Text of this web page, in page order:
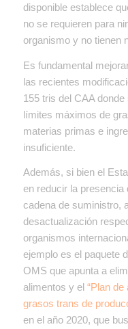
disponible establece
no se requieren para
organismo y no tienen
Es fundamental
las recientes
155 tris del CAA
límites máximos de
materias primas e
insuficiente.
Además, si bien el
en reducir la
cadena de suministro,
desactualización
organismos
ejemplo es el paquete
OMS que apunta a
alimentos y el “Plan
grasos trans de
en el año 2020, que